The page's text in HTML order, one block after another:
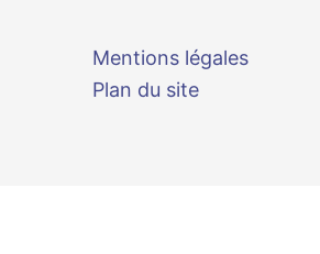
Mentions légales
Plan du site